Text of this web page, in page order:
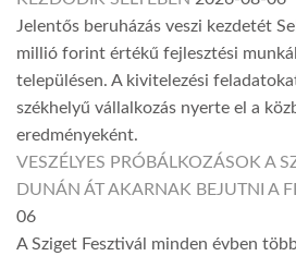
Jelentős beruházás veszi kezdetét
millió forint értékű fejlesztési
településen. A kivitelezési
székhelyű vállalkozás nyerte el a
eredményeként.
VESZÉLYES PRÓBÁLKOZÁSOK A
DUNÁN ÁT AKARNAK BEJUTNI A
06
A Sziget Fesztivál minden évben